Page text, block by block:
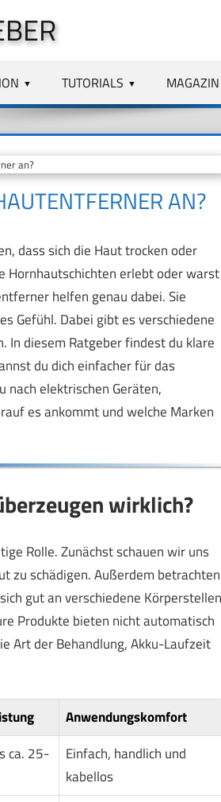
TUTORIALS MAGAZIN
an?
AN?
dass sich die Haut trocken oder
Hornhautschichten erlebt oder warst
helfen genau dabei. Sie
Gefühl. Dabei gibt es verschiedene
In diesem Ratgeber findest du klare
du dich einfacher für das
nach elektrischen Geräten,
es ankommt und welche Marken
wirklich?
Rolle. Zunächst schauen wir uns
zu schädigen. Außerdem betrachten
gut an verschiedene Körperstellen
Produkte bieten nicht automatisch
Art der Behandlung, Akku-Laufzeit
Anwendungskomfort
ca. 25-
Einfach, handlich und
kabellos